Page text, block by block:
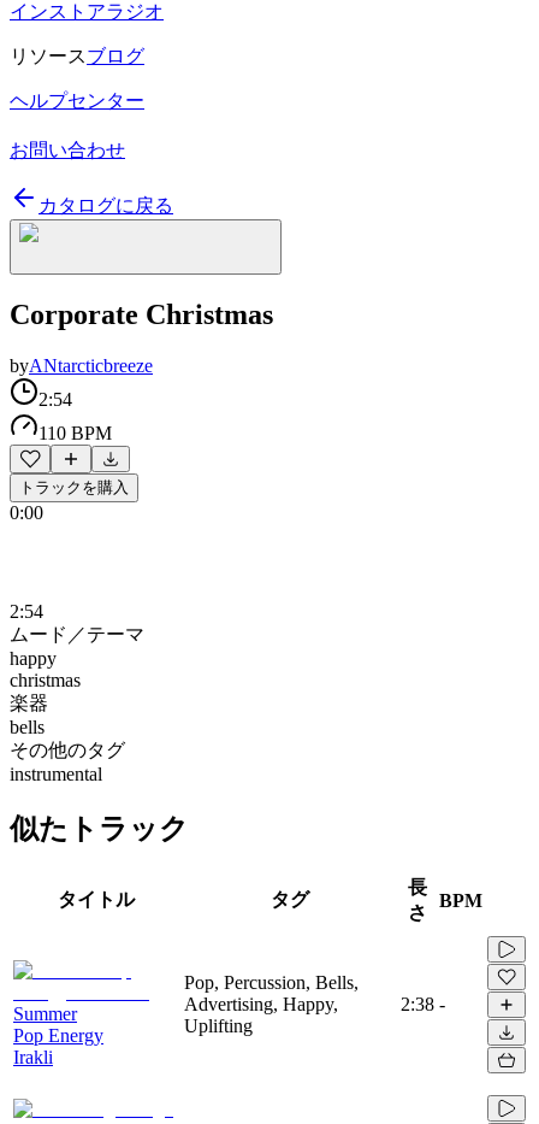
インストアラジオ
リソースブログ
ヘルプセンター
お問い合わせ
カタログに戻る
Corporate Christmas
byANtarcticbreeze
2:54
110 BPM
トラックを購入
0:00
2:54
ムード／テーマ
happy
christmas
楽器
bells
その他のタグ
instrumental
似たトラック
タイトル タグ
長
さ
BPM
Summer
Pop Energy
Irakli
Pop, Percussion, Bells,
Advertising, Happy,
Uplifting
2:38 -